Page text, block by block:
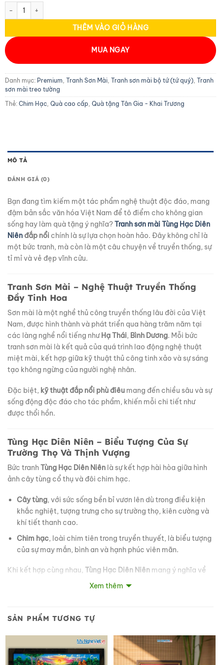
Tranh Tùng Hạc đắp nổi phù điêu MNV-SMA443-1 số lượng
THÊM VÀO GIỎ HÀNG
MUA NGAY
Danh mục: Premium Tranh Sơn Mài Tranh sơn mài bộ tứ (tứ quý) Tranh
sơn mài treo tường
Thẻ: Chim Hạc Quà cao cấp Quà tặng Tân Gia - Khai Trương
MÔ TẢ
ĐÁNH GIÁ (0)
Bạn đang tìm kiếm một tác phẩm nghệ thuật độc đáo, mang
đậm bản sắc văn hóa Việt Nam để tô điểm cho không gian
sống hay làm quà tặng ý nghĩa?Tranh sơn mài Tùng Hạc Diên
Niên đắp nổi chính là sự lựa chọn hoàn hảo. Đây không chỉ là
một bức tranh, mà còn là một câu chuyện về truyền thống, sự
tỉ mỉ và vẻ đẹp vĩnh cửu.
Tranh Sơn Mài – Nghệ Thuật Truyền Thống
Đầy Tinh Hoa
Sơn mài là một nghề thủ công truyền thống lâu đời của Việt
Nam, được hình thành và phát triển qua hàng trăm năm tại
các làng nghề nổi tiếng nhưHạ Thái, Bình Dương. Mỗi bức
tranh sơn mài là kết quả của quá trình lao động nghệ thuật
miệt mài, kết hợp giữa kỹ thuật thủ công tinh xảo và sự sáng
tạo không ngừng của người nghệ nhân.
Đặc biệt, kỹ thuật đắp nổi phù điêu mang đến chiều sâu và sự
sống động độc đáo cho tác phẩm, khiến mỗi chi tiết như
được thổi hồn.
Tùng Hạc Diên Niên – Biểu Tượng Của Sự
Trường Thọ Và Thịnh Vượng
Bức tranhTùng Hạc Diên Niên là sự kết hợp hài hòa giữa hình
ảnh cây tùng cổ thụ và đôi chim hạc.
Cây tùng, với sức sống bền bỉ vươn lên dù trong điều kiện
khắc nghiệt, tượng trưng cho sự trường thọ, kiên cường và
khí tiết thanh cao.
Chim hạc, loài chim tiên trong truyền thuyết, là biểu tượng
của sự may mắn, bình an và hạnh phúc viên mãn.
Khi kết hợp cùng nhau, Tùng Hạc Diên Niên mang ý nghĩa về
sức khỏe dồi dào ,gia đình hòa thuận
Vì Sao Nên Chọn Tranh Sơn Mài Tùng Hạc Diên
Chất lượng vượt trội, độ bền vĩnh cửu
Tranh sơn mài được làm từ những
nguyên liệu tự nhiên cao
Xem thêm
SẢN PHẨM TƯƠNG TỰ